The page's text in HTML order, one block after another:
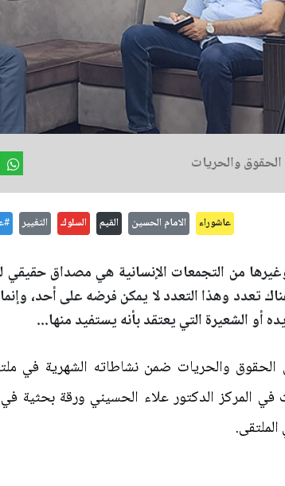
والحريات
عاشوراء الامام الحسين القيم السلوك التغيير
وغيرها من التجمعات الإنسانية هي مصداق حقيقي
تعدد وهذا التعدد لا يمكن فرضه على أحد،
أو الشعيرة التي يعتقد بأنه يستفيد منها...
والحريات ضمن نشاطاته الشهرية في
في المركز الدكتور علاء الحسيني ورقة بحثية